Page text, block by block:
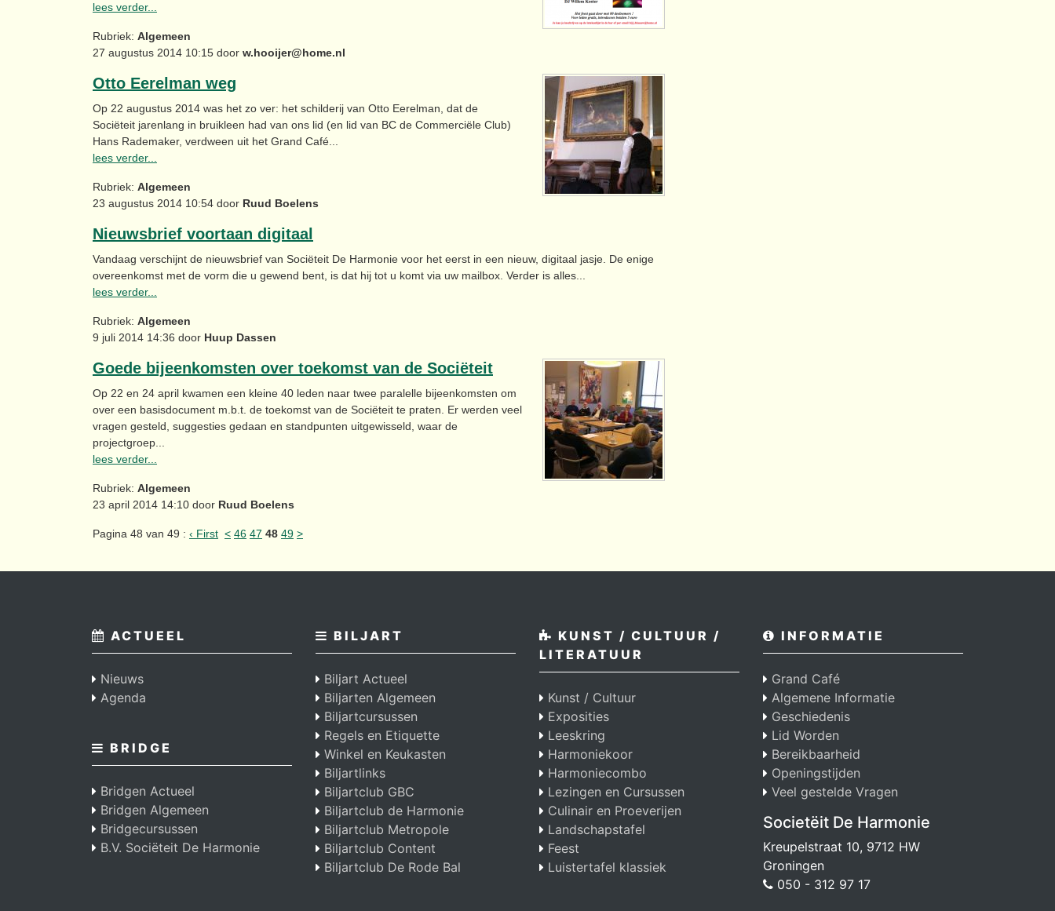
lees verder...
Rubriek: Algemeen
27 augustus 2014 10:15 door w.hooijer@home.nl
Otto Eerelman weg
Op 22 augustus 2014 was het zo ver: het schilderij van Otto Eerelman, dat de
Sociëteit jarenlang in bruikleen had van ons lid (en lid van BC de Commerciële Club)
Hans Rademaker, verdween uit het Grand Café...
lees verder...
Rubriek: Algemeen
23 augustus 2014 10:54 door Ruud Boelens
Nieuwsbrief voortaan digitaal
Vandaag verschijnt de nieuwsbrief van Sociëteit De Harmonie voor het eerst in een nieuw, digitaal jasje. De enige
overeenkomst met de vorm die u gewend bent, is dat hij tot u komt via uw mailbox. Verder is alles...
lees verder...
Rubriek: Algemeen
9 juli 2014 14:36 door Huup Dassen
Goede bijeenkomsten over toekomst van de Sociëteit
Op 22 en 24 april kwamen een kleine 40 leden naar twee paralelle bijeenkomsten om
over een basisdocument m.b.t. de toekomst van de Sociëteit te praten. Er werden veel
vragen gesteld, suggesties gedaan en standpunten uitgewisseld, waar de
projectgroep...
lees verder...
Rubriek: Algemeen
23 april 2014 14:10 door Ruud Boelens
Pagina 48 van 49 : ‹ First < 46 47 48 49 >
ACTUEEL
Nieuws
Agenda
BRIDGE
Bridgen Actueel
Bridgen Algemeen
Bridgecursussen
B.V. Sociëteit De Harmonie
BILJART
Biljart Actueel
Biljarten Algemeen
Biljartcursussen
Regels en Etiquette
Winkel en Keukasten
Biljartlinks
Biljartclub GBC
Biljartclub de Harmonie
Biljartclub Metropole
Biljartclub Content
Biljartclub De Rode Bal
KUNST / CULTUUR /
LITERATUUR
Kunst / Cultuur
Exposities
Leeskring
Harmoniekoor
Harmoniecombo
Lezingen en Cursussen
Culinair en Proeverijen
Landschapstafel
Feest
Luistertafel klassiek
INFORMATIE
Grand Café
Algemene Informatie
Geschiedenis
Lid Worden
Bereikbaarheid
Openingstijden
Veel gestelde Vragen
Societëit De Harmonie
Kreupelstraat 10, 9712 HW
Groningen
050 - 312 97 17